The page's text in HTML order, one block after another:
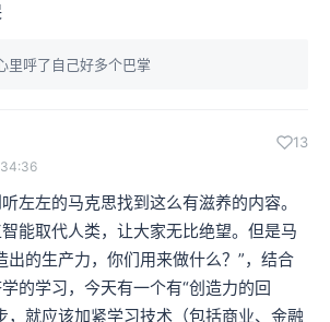
里呼了自己好多个巴掌
13
左左的马克思找到这么有滋养的内容。
能取代人类，让大家无比绝望。但是马
出的生产力，你们用来做什么？”，结合
的学习，今天有一个有“创造力的回
，就应该加紧学习技术（包括商业、金融